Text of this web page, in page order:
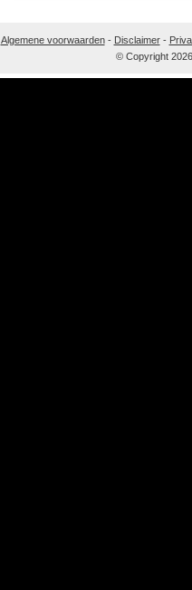
Algemene voorwaarden- Disclaimer-
© Copyright